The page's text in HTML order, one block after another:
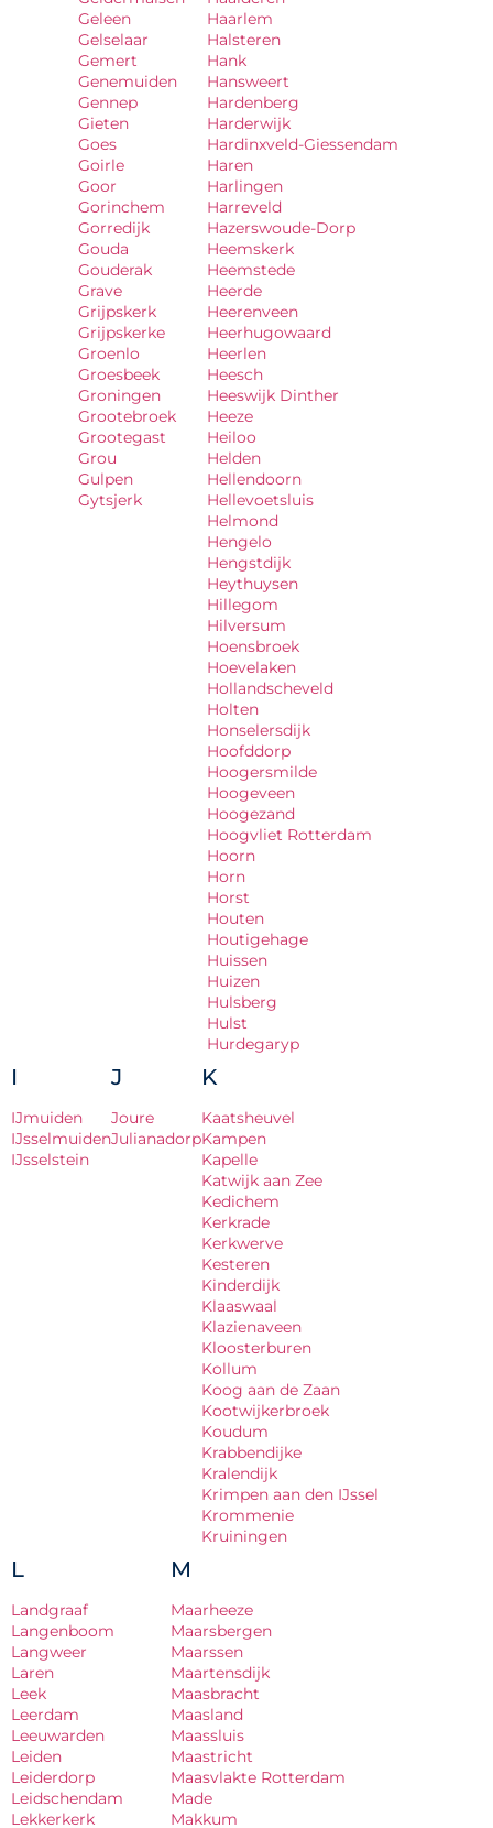
Geleen
Gelselaar
Gemert
Genemuiden
Gennep
Gieten
Goes
Goirle
Goor
Gorinchem
Gorredijk
Gouda
Gouderak
Grave
Grijpskerk
Grijpskerke
Groenlo
Groesbeek
Groningen
Grootebroek
Grootegast
Grou
Gulpen
Gytsjerk
Haarlem
Halsteren
Hank
Hansweert
Hardenberg
Harderwijk
Hardinxveld-Giessendam
Haren
Harlingen
Harreveld
Hazerswoude-Dorp
Heemskerk
Heemstede
Heerde
Heerenveen
Heerhugowaard
Heerlen
Heesch
Heeswijk Dinther
Heeze
Heiloo
Helden
Hellendoorn
Hellevoetsluis
Helmond
Hengelo
Hengstdijk
Heythuysen
Hillegom
Hilversum
Hoensbroek
Hoevelaken
Hollandscheveld
Holten
Honselersdijk
Hoofddorp
Hoogersmilde
Hoogeveen
Hoogezand
Hoogvliet Rotterdam
Hoorn
Horn
Horst
Houten
Houtigehage
Huissen
Huizen
Hulsberg
Hulst
Hurdegaryp
I
IJmuiden
IJsselmuiden
IJsselstein
J
Joure
Julianadorp
K
Kaatsheuvel
Kampen
Kapelle
Katwijk aan Zee
Kedichem
Kerkrade
Kerkwerve
Kesteren
Kinderdijk
Klaaswaal
Klazienaveen
Kloosterburen
Kollum
Koog aan de Zaan
Kootwijkerbroek
Koudum
Krabbendijke
Kralendijk
Krimpen aan den IJssel
Krommenie
Kruiningen
L
Landgraaf
Langenboom
Langweer
Laren
Leek
Leerdam
Leeuwarden
Leiden
Leiderdorp
Leidschendam
Lekkerkerk
M
Maarheeze
Maarsbergen
Maarssen
Maartensdijk
Maasbracht
Maasland
Maassluis
Maastricht
Maasvlakte Rotterdam
Made
Makkum